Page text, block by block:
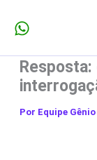
para
conteúdo
Por Equipe